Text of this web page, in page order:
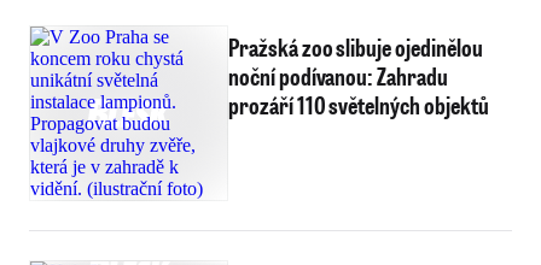
Pražská zoo slibuje ojedinělou
noční podívanou: Zahradu
prozáří 110 světelných objektů